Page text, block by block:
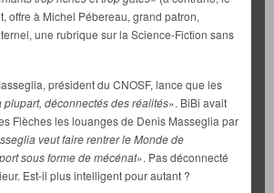
offre à Michel Pébereau, grand patron,
une rubrique sur la Science-Fiction sans
président du CNOSF, lance que les
déconnectés des réalités». BiBi avait
Flèches les louanges de Denis Masseglia par
veut faire rentrer le Monde de
sous forme de mécénat». Pas déconnecté
Est-il plus intelligent pour autant ?